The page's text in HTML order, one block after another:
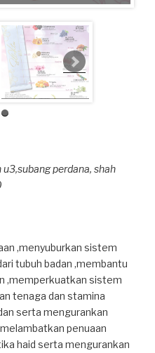
u3,subang perdana, shah
,menyuburkan sistem
tubuh badan ,membantu
,memperkuatkan sistem
tenaga dan stamina
serta mengurankan
penuaan
haid serta mengurankan